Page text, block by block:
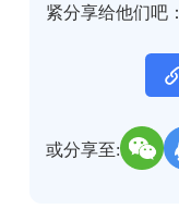
紧分享给他们吧：
或分享至: